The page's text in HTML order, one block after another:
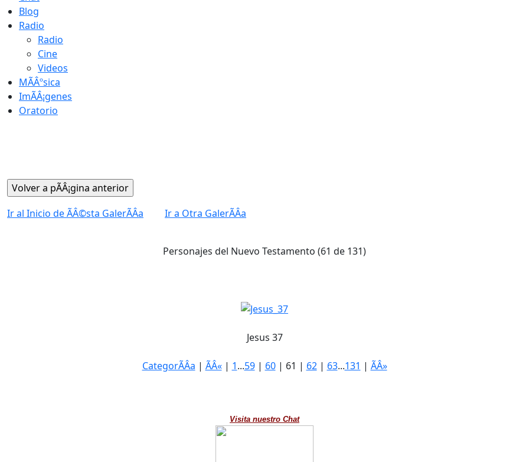
Blog
Radio
Radio
Cine
Videos
MÃÂºsica
ImÃÂ¡genes
Oratorio
Ir al Inicio de ÃÂ©sta GalerÃÂ­a Ir a Otra GalerÃÂ­a
Personajes del Nuevo Testamento (61 de 131)
Jesus 37
CategorÃÂ­a | ÃÂ«| 1...59| 60| 61 | 62| 63...131 | ÃÂ»
Visita nuestro Chat